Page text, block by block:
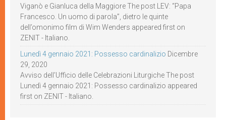
Viganò e Gianluca della Maggiore The post LEV: “Papa
Francesco. Un uomo di parola”, dietro le quinte
dell’omonimo film di Wim Wenders appeared first on
ZENIT - Italiano.
Lunedì 4 gennaio 2021: Possesso cardinalizio Dicembre
29, 2020
Avviso dell’Ufficio delle Celebrazioni Liturgiche The post
Lunedì 4 gennaio 2021: Possesso cardinalizio appeared
first on ZENIT - Italiano.